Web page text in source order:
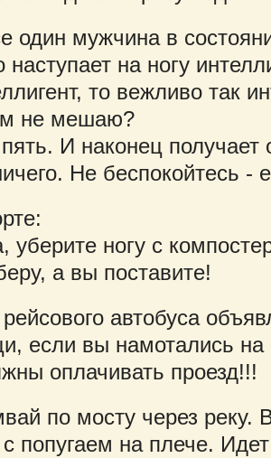
один мужчина в
наступает на ногу
то вежливо так
не мешаю?
И наконец получает
Не беспокойтесь -
уберите ногу с
а вы поставите!
автобуса
если вы намотались на
оплачивать проезд!!!
по мосту через реку.
попугаем на плече.